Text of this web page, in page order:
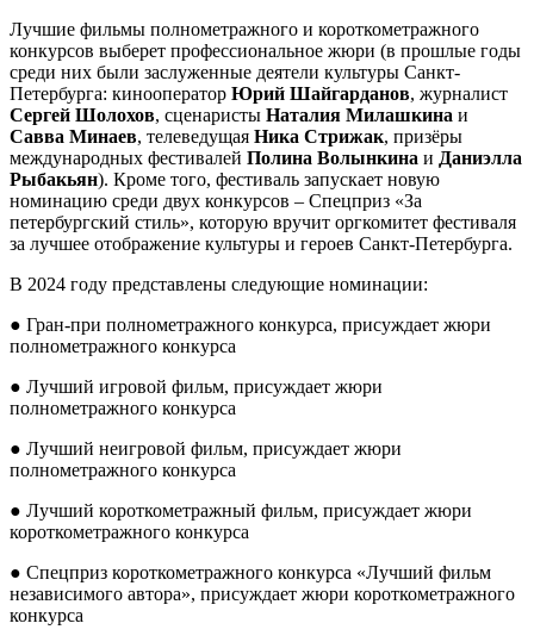
Лучшие фильмы полнометражного и короткометражного
конкурсов выберет профессиональное жюри (в прошлые годы
среди них были заслуженные деятели культуры Санкт-
Петербурга: кинооператор Юрий Шайгарданов, журналист
Сергей Шолохов, сценаристы Наталия Милашкина и
Савва Минаев, телеведущая Ника Стрижак, призёры
международных фестивалей Полина Волынкина и Даниэлла
Рыбакьян). Кроме того, фестиваль запускает новую
номинацию среди двух конкурсов – Спецприз «За
петербургский стиль», которую вручит оргкомитет фестиваля
за лучшее отображение культуры и героев Санкт-Петербурга.
В 2024 году представлены следующие номинации:
● Гран-при полнометражного конкурса, присуждает жюри
полнометражного конкурса
● Лучший игровой фильм, присуждает жюри
полнометражного конкурса
● Лучший неигровой фильм, присуждает жюри
полнометражного конкурса
● Лучший короткометражный фильм, присуждает жюри
короткометражного конкурса
● Спецприз короткометражного конкурса «Лучший фильм
независимого автора», присуждает жюри короткометражного
конкурса